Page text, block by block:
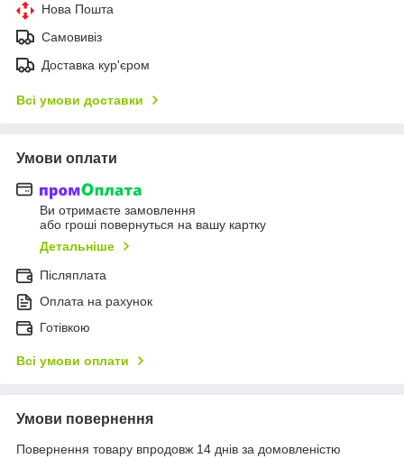
Нова Пошта
Самовивіз
Доставка кур'єром
Всі умови доставки
Умови оплати
Ви отримаєте замовлення
або гроші повернуться на вашу картку
Детальніше
Післяплата
Оплата на рахунок
Готівкою
Всі умови оплати
Умови повернення
Повернення товару впродовж 14 днів за домовленістю